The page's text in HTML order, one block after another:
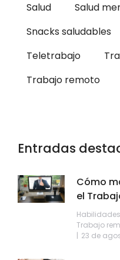
Salud
Salud
Snacks saludables
Teletrabajo
Trabajo remoto
Entradas
Cómo
el
Habilidades
Trabajo
23 de